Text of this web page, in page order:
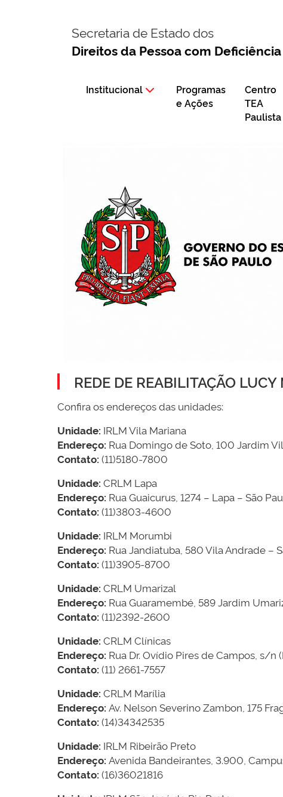
Secretaria de Estado dos
Direitos da Pessoa com Deficiência
Institucional
Programas
e Ações
Centro
TEA
Paulista
REDE DE REABILITAÇÃO
Confira os endereços das unidades:
Unidade: IRLM Vila Mariana
Endereço: Rua Domingo de Soto, 100 Jardim
Contato: (11)5180-7800
Unidade: CRLM Lapa
Endereço: Rua Guaicurus, 1274 – Lapa – São
Contato: (11)3803-4600
Unidade: IRLM Morumbi
Endereço: Rua Jandiatuba, 580 Vila Andrade –
Contato: (11)3905-8700
Unidade: CRLM Umarizal
Endereço: Rua Guaramembé, 589 Jardim
Contato: (11)2392-2600
Unidade: CRLM Clínicas
Endereço: Rua Dr. Ovídio Pires de Campos, s/n
Contato: (11) 2661-7557
Unidade: CRLM Marília
Endereço: Av. Nelson Severino Zambon, 175
Contato: (14)34342535
Unidade: IRLM Ribeirão Preto
Endereço: Avenida Bandeirantes, 3.900,
Contato: (16)36021816